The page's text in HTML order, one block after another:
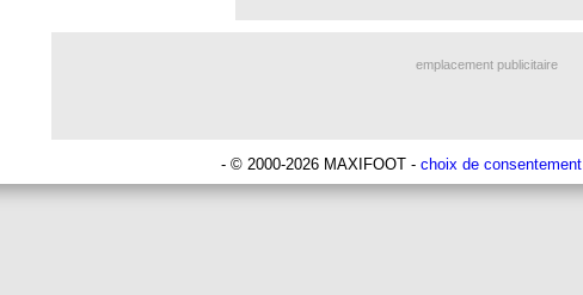
emplacement publicitaire
- © 2000-2026 MAXIFOOT - choix de consentement